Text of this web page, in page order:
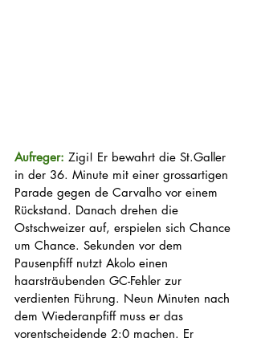
Aufreger: Zigi! Er bewahrt die St.Galler
in der 36. Minute mit einer grossartigen
Parade gegen de Carvalho vor einem
Rückstand. Danach drehen die
Ostschweizer auf, erspielen sich Chance
um Chance. Sekunden vor dem
Pausenpfiff nutzt Akolo einen
haarsträubenden GC-Fehler zur
verdienten Führung. Neun Minuten nach
dem Wiederanpfiff muss er das
vorentscheidende 2:0 machen. Er